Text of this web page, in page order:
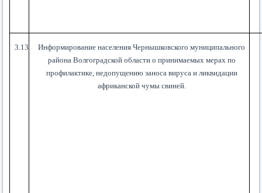
3.13
Информирование населения Чернышковского муниципального
района Волгоградской области о принимаемых мерах по
профилактике, недопущению заноса вируса и ликвидации
африканской чумы свиней.